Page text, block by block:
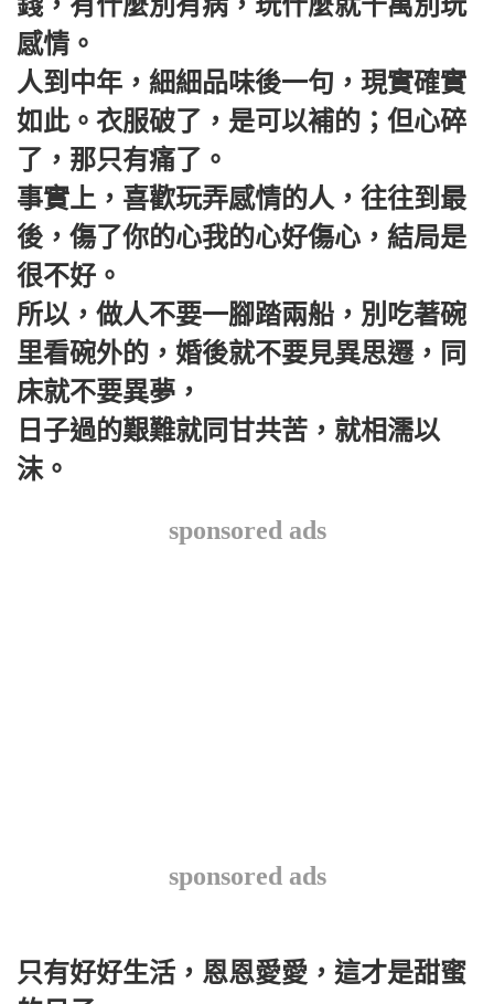
錢，有什麼別有病，玩什麼就千萬別玩
感情。
人到中年，細細品味後一句，現實確實
如此。衣服破了，是可以補的；但心碎
了，那只有痛了。
事實上，喜歡玩弄感情的人，往往到最
後，傷了你的心我的心好傷心，結局是
很不好。
所以，做人不要一腳踏兩船，別吃著碗
里看碗外的，婚後就不要見異思遷，同
床就不要異夢，
日子過的艱難就同甘共苦，就相濡以
沫。
sponsored ads
sponsored ads
只有好好生活，恩恩愛愛，這才是甜蜜